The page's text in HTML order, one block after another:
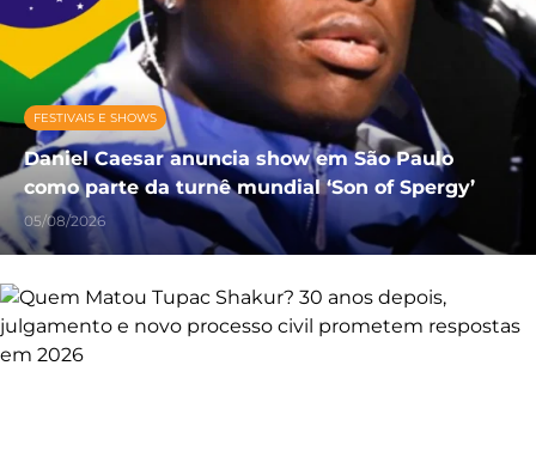
FESTIVAIS E SHOWS
Daniel Caesar anuncia show em São Paulo
como parte da turnê mundial ‘Son of Spergy’
05/08/2026